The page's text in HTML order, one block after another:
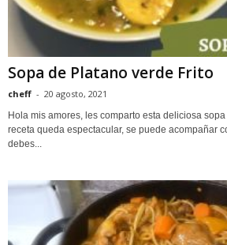
Sopa de Platano verde Frito
cheff - 20 agosto, 2021
Hola mis amores, les comparto esta deliciosa
receta queda espectacular, se puede acompañar
debes...